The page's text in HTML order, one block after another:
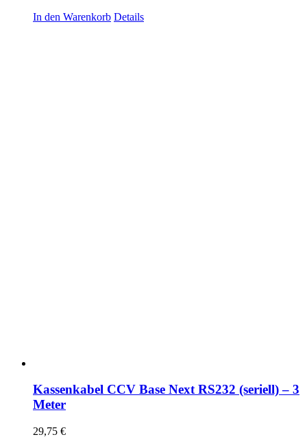
In den Warenkorb Details
Kassenkabel CCV Base Next RS232 (seriell) – 3
Meter
29,75 €